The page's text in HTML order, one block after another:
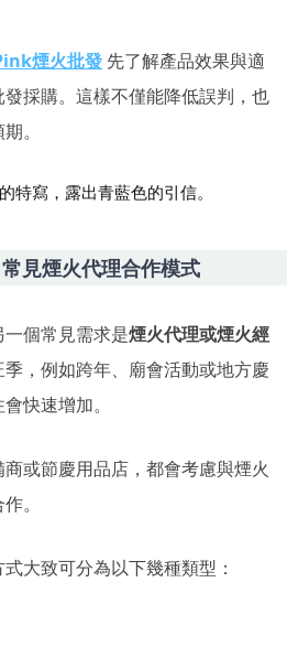
煙火批發 先了解產品效果與適
採購。這樣不僅能降低誤判，也
。
見煙火代理合作模式
個常見需求是煙火代理或煙火經
，例如跨年、廟會活動或地方慶
快速增加。
或節慶用品店，都會考慮與煙火
。
大致可分為以下幾種類型：